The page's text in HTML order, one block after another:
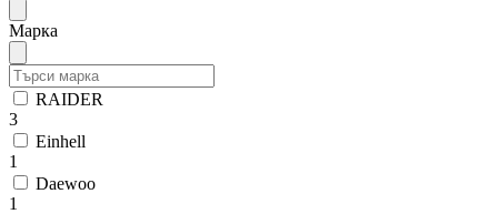
Марка
RAIDER
3
Einhell
1
Daewoo
1